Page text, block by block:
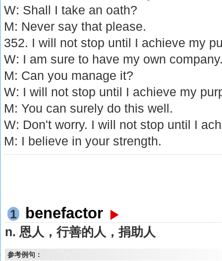
W: Shall I take an oath?
M: Never say that please.
352. I will not stop until I achieve my
W: I am sure to have my own
M: Can you manage it?
W: I will not stop until I achieve my
M: You can surely do this well.
W: Don't worry. I will not stop until I
M: I believe in your strength.
1 benefactor
n. 恩人，行善的人，捐助人
参考例句：